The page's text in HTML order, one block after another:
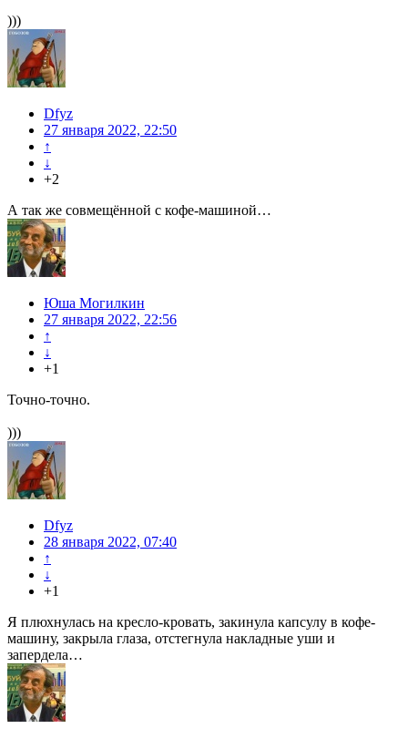
)))
Dfyz
27 января 2022, 22:50
↑
↓
+2
А так же совмещённой с кофе-машиной…
Юша Могилкин
27 января 2022, 22:56
↑
↓
+1
Точно-точно.
)))
Dfyz
28 января 2022, 07:40
↑
↓
+1
Я плюхнулась на кресло-кровать, закинула капсулу в кофе-
машину, закрыла глаза, отстегнула накладные уши и
запердела…